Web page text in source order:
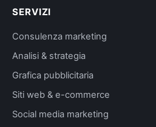
SERVIZI
Consulenza marketing
Analisi & strategia
Grafica pubblicitaria
Siti web & e-commerce
Social media marketing